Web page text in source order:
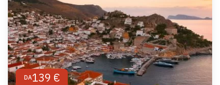
DA139 €